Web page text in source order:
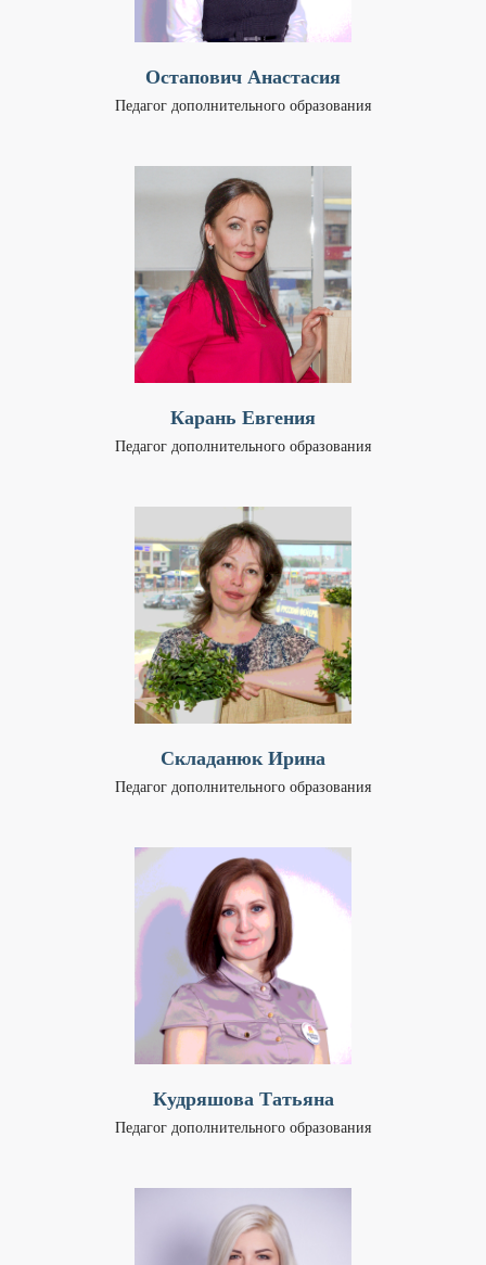
Остапович Анастасия
Педагог дополнительного образования
Карань Евгения
Педагог дополнительного образования
Складанюк Ирина
Педагог дополнительного образования
Кудряшова Татьяна
Педагог дополнительного образования